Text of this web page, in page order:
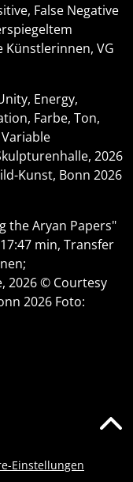
False Negative
Künstlerinnen, VG
Energy,
Farbe, Ton,
2026
Kunst, Bonn 2026
the Aryan Papers"
min, Transfer
2026 © Courtesy
2026 Foto:
Einstellungen